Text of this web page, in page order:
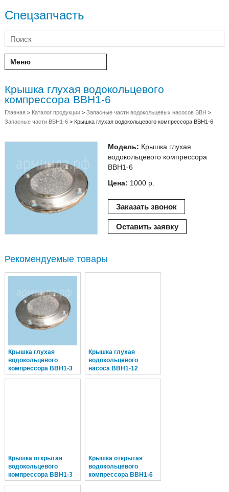
Спецзапчасть
Меню
Крышка глухая водокольцевого
компрессора ВВН1-6
Главная> Каталог продукции> Запасные части водокольцевых насосов ВВН >
Запасные части ВВН1-6> Крышка глухая водокольцевого компрессора ВВН1-6
Модель: Крышка глухая
водокольцевого компрессора
ВВН1-6
Цена: 1000 р.
Заказать звонок
Оставить заявку
Рекомендуемые товары
Крышка глухая
водокольцевого
компрессора ВВН1-3
Крышка глухая
водокольцевого
насоса ВВН1-12
Крышка открытая
водокольцевого
компрессора ВВН1-3
Крышка открытая
водокольцевого
компрессора ВВН1-6